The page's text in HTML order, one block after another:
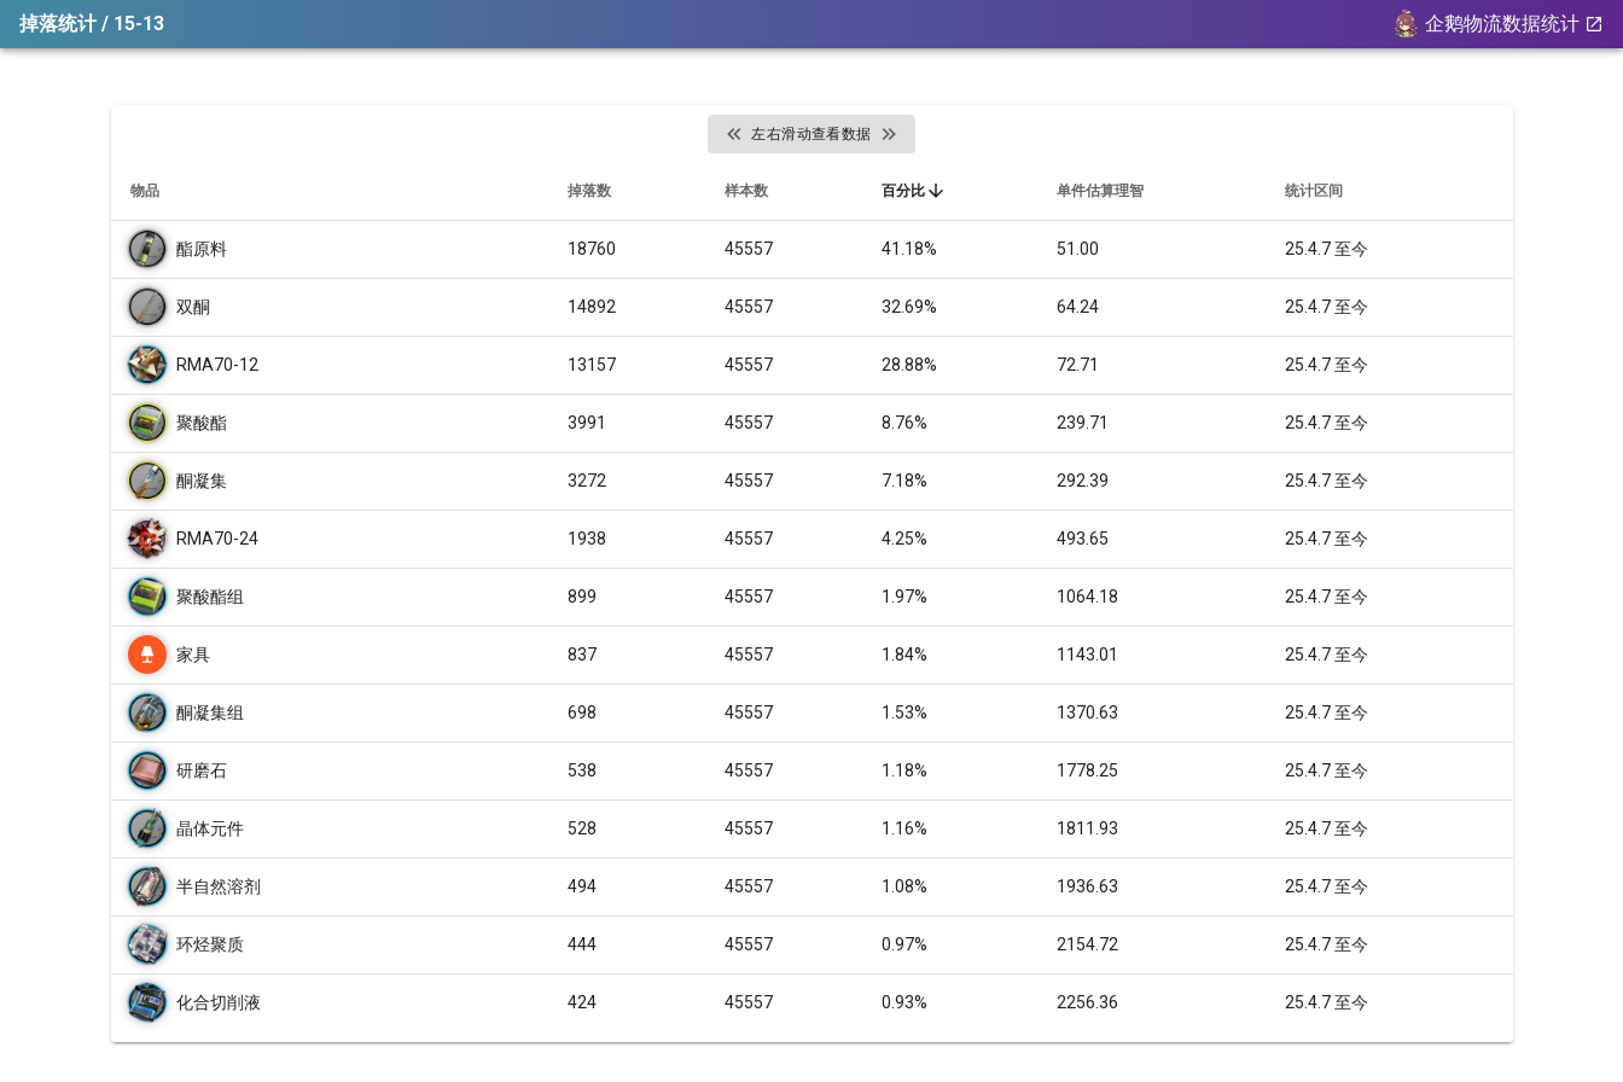
掉落统计 / 15-13 企鹅物流数据统计
左右滑动查看数据
物品 掉落数 样本数 百分比 单件估算理智 统计区间
酯原料 18760 45557 41.18% 51.00 25.4.7 至今
双酮 14892 45557 32.69% 64.24 25.4.7 至今
RMA70-12 13157 45557 28.88% 72.71 25.4.7 至今
聚酸酯 3991 45557 8.76% 239.71 25.4.7 至今
酮凝集 3272 45557 7.18% 292.39 25.4.7 至今
RMA70-24 1938 45557 4.25% 493.65 25.4.7 至今
聚酸酯组 899 45557 1.97% 1064.18 25.4.7 至今
家具 837 45557 1.84% 1143.01 25.4.7 至今
酮凝集组 698 45557 1.53% 1370.63 25.4.7 至今
研磨石 538 45557 1.18% 1778.25 25.4.7 至今
晶体元件 528 45557 1.16% 1811.93 25.4.7 至今
半自然溶剂 494 45557 1.08% 1936.63 25.4.7 至今
环烃聚质 444 45557 0.97% 2154.72 25.4.7 至今
化合切削液 424 45557 0.93% 2256.36 25.4.7 至今